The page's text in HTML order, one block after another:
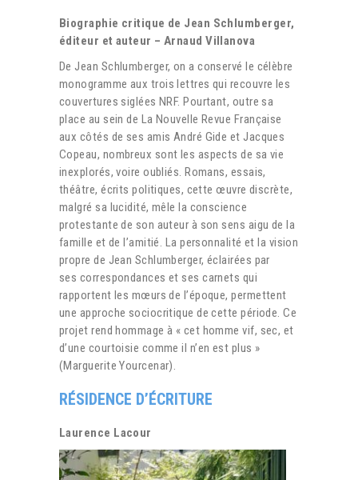
Biographie critique de Jean Schlumberger,
éditeur et auteur – Arnaud Villanova
De Jean Schlumberger, on a conservé le célèbre
monogramme aux trois lettres qui recouvre les
couvertures siglées NRF. Pourtant, outre sa
place au sein de La Nouvelle Revue Française
aux côtés de ses amis André Gide et Jacques
Copeau, nombreux sont les aspects de sa vie
inexplorés, voire oubliés. Romans, essais,
théâtre, écrits politiques, cette œuvre discrète,
malgré sa lucidité, mêle la conscience
protestante de son auteur à son sens aigu de la
famille et de l’amitié. La personnalité et la vision
propre de Jean Schlumberger, éclairées par
ses correspondances et ses carnets qui
rapportent les mœurs de l’époque, permettent
une approche sociocritique de cette période. Ce
projet rend hommage à « cet homme vif, sec, et
d’une courtoisie comme il n’en est plus »
(Marguerite Yourcenar).
RÉSIDENCE D’ÉCRITURE
Laurence Lacour